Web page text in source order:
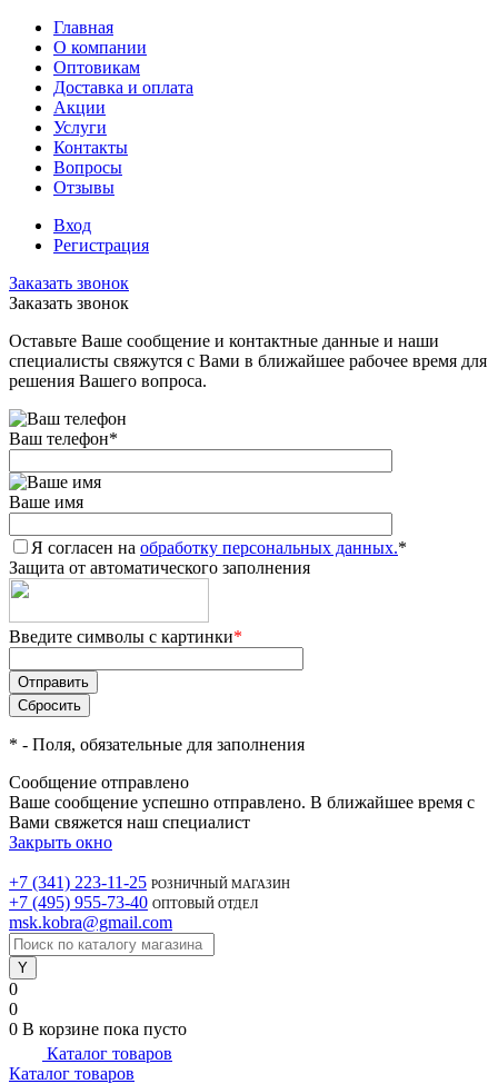
Главная
О компании
Оптовикам
Доставка и оплата
Акции
Услуги
Контакты
Вопросы
Отзывы
Вход
Регистрация
Заказать звонок
Заказать звонок
Оставьте Ваше сообщение и контактные данные и наши
специалисты свяжутся с Вами в ближайшее рабочее время для
решения Вашего вопроса.
Ваш телефон*
Ваше имя
Я согласен на обработку персональных данных.*
Защита от автоматического заполнения
Введите символы с картинки*
* - Поля, обязательные для заполнения
Сообщение отправлено
Ваше сообщение успешно отправлено. В ближайшее время с
Вами свяжется наш специалист
Закрыть окно
+7 (341) 223-11-25 РОЗНИЧНЫЙ МАГАЗИН
+7 (495) 955-73-40 ОПТОВЫЙ ОТДЕЛ
msk.kobra@gmail.com
0
0
0 В корзине пока пусто
Каталог товаров
Каталог товаров